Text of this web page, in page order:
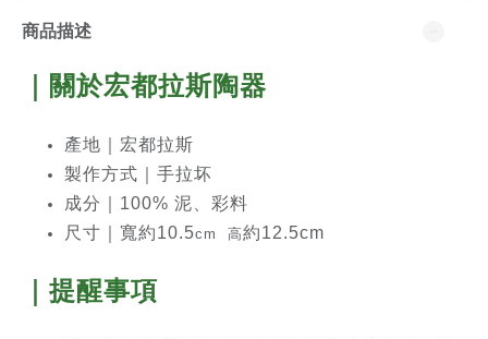
商品描述
｜關於宏都拉斯陶器
產地｜宏都拉斯
製作方式｜手拉坏
成分｜100% 泥、彩料
尺寸｜寬約10.5cm 高約12.5cm
｜提醒事項